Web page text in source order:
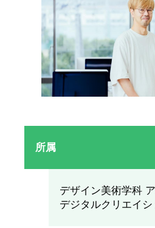
所属
デザイン美術学科
デジタルクリエイシ